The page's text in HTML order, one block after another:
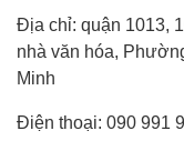
Địa chỉ: quận 1013,
nhà văn hóa,
Minh
Điện thoại: 090 991